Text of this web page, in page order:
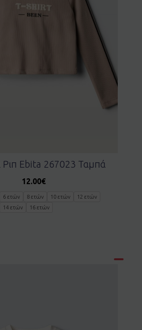
Ebita 267023 Ταμπά
12.00€
6 ετών 8 ετών 10 ετών
12 ετών
14 ετών
16 ετών